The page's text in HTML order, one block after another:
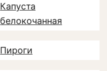
Капуста
белокочанная
Пироги